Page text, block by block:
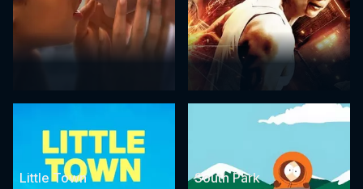
Little Town South Park